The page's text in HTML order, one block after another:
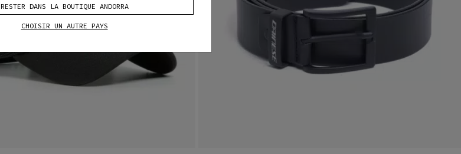
RESTER DANS LA BOUTIQUE ANDORRA
CHOISIR UN AUTRE PAYS